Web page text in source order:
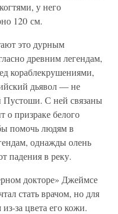
у него
120 см.
это дурным
древним легендам,
кораблекрушениями,
дьявол — не
Пустоши. С ней связаны
о призраке белого
помочь людям в
однажды олень
падения в реку.
докторе» Джеймсе
стать врачом, но для
за цвета его кожи.